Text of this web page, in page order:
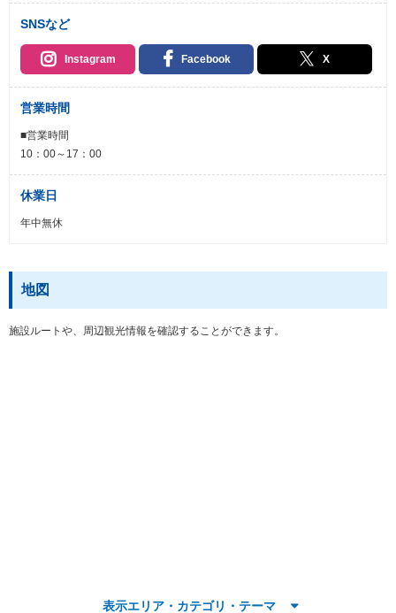
SNSなど
Instagram Facebook X
営業時間
■営業時間
10：00～17：00
休業日
年中無休
地図
施設ルートや、周辺観光情報を確認することができます。
表示エリア・カテゴリ・テーマ